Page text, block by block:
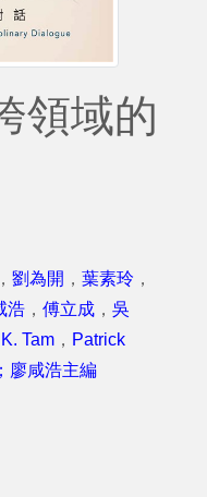
領域的
， 劉為開 ， 葉素玲 ，
浩 ， 傅立成 ， 吳
Tam ， Patrick
廖咸浩主編